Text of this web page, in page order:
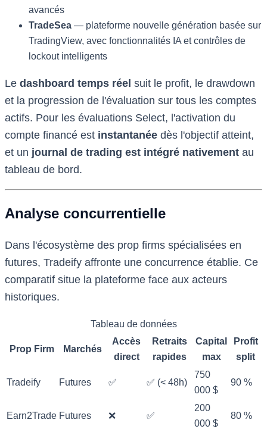
avancés
TradeSea — plateforme nouvelle génération basée sur
TradingView, avec fonctionnalités IA et contrôles de
lockout intelligents
Le dashboard temps réel suit le profit, le drawdown
et la progression de l'évaluation sur tous les comptes
actifs. Pour les évaluations Select, l'activation du
compte financé est instantanée dès l'objectif atteint,
et un journal de trading est intégré nativement au
tableau de bord.
Analyse concurrentielle
Dans l'écosystème des prop firms spécialisées en
futures, Tradeify affronte une concurrence établie. Ce
comparatif situe la plateforme face aux acteurs
historiques.
Tableau de données
Prop Firm Marchés
Accès
direct
Retraits
rapides
Capital
max
Profit
split
Tradeify Futures ✅ ✅ (< 48h)
750
000 $
90 %
Earn2Trade Futures ❌ ✅
200
000 $
80 %